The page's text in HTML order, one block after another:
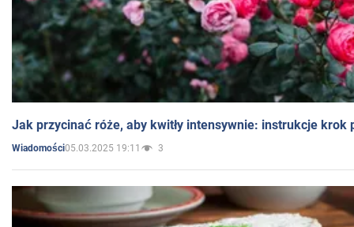
Jak przycinać róże, aby kwitły intensywnie: instrukcje krok
Wiadomości05.03.2025 19:11 3